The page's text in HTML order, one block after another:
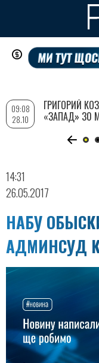
Перейти
содержанию
14:31
26.05.2017
НАБУ
АДМИНСУД
09:08
28.10
ГРИГОРИЙ
«ЗАПАД» 30